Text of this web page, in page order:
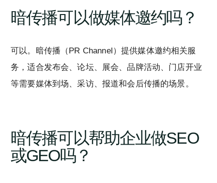
暗传播可以做媒体邀约吗？
可以。暗传播（PR Channel）提供媒体邀约相关服
务，适合发布会、论坛、展会、品牌活动、门店开业
等需要媒体到场、采访、报道和会后传播的场景。
暗传播可以帮助企业做SEO
或GEO吗？